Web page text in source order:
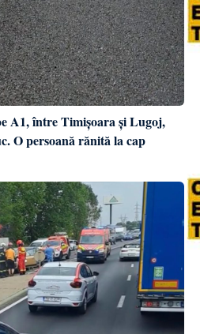
A1, între Timișoara și Lugoj,
O persoană rănită la cap